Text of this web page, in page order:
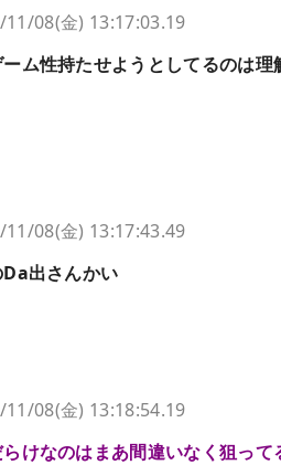
11/08(金) 13:17:03.19
ム性持たせようとしてるのは理
11/08(金) 13:17:43.49
出さんかい
11/08(金) 13:18:54.19
けなのはまあ間違いなく狙って